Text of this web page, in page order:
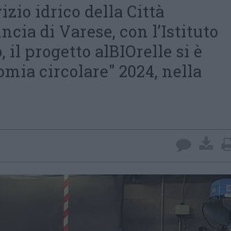
idrico della Città
di Varese, con l’Istituto
progetto alBIOrelle si è
circolare" 2024, nella